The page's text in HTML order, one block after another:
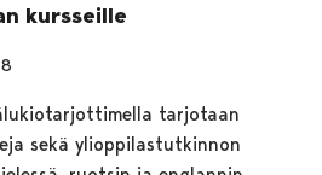
kursseille
tarjotaan
sekä ylioppilastutkinnon